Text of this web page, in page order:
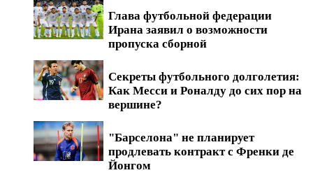
Глава футбольной федерации
Ирана заявил о возможности
пропуска сборной
Секреты футбольного долголетия:
Как Месси и Роналду до сих пор на
вершине?
"Барселона" не планирует
продлевать контракт с Френки де
Йонгом